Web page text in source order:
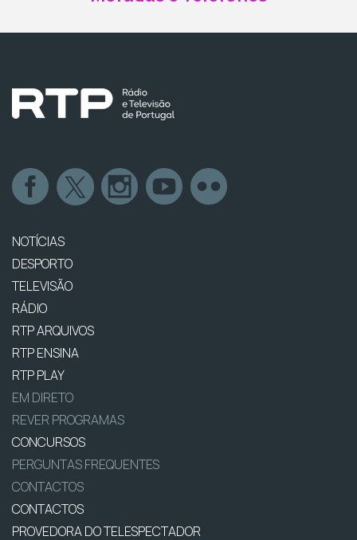
NOTÍCIAS
DESPORTO
TELEVISÃO
RÁDIO
RTP ARQUIVOS
RTP ENSINA
RTP PLAY
EM DIRETO
REVER PROGRAMAS
CONCURSOS
PERGUNTAS FREQUENTES
CONTACTOS
CONTACTOS
PROVEDORA DO TELESPECTADOR